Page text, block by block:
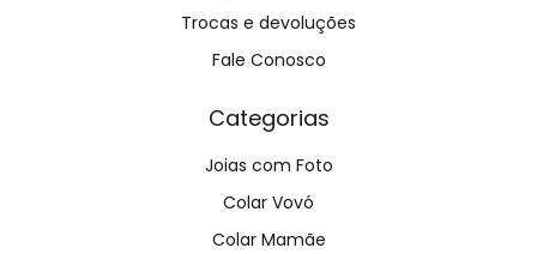
Trocas e devoluções
Fale Conosco
Categorias
Joias com Foto
Colar Vovó
Colar Mamãe